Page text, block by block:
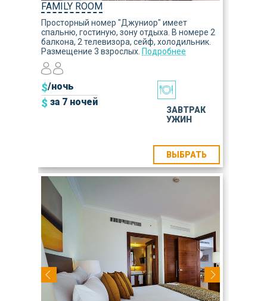
FAMILY ROOM
Просторный номер "Джуниор" имеет
спальню, гостиную, зону отдыха. В номере 2
балкона, 2 телевизора, сейф, холодильник.
Размещение 3 взрослых. Подробнее
$/ночь
$ за 7 ночей
ЗАВТРАК
УЖИН
ВЫБРАТЬ